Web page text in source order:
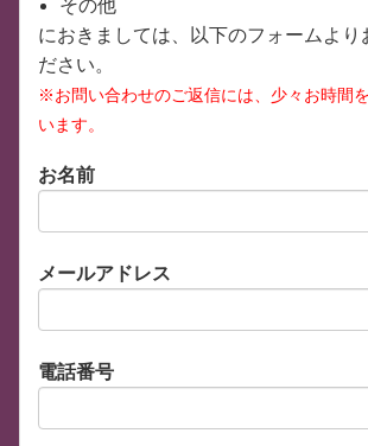
その他
におきましては、以下のフォームより
ださい。
※お問い合わせのご返信には、少々お時間
います。
お名前
メールアドレス
電話番号